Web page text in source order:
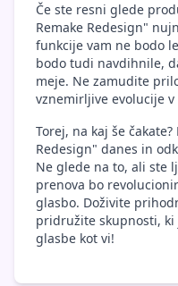
Če ste resni glede
Remake Redesign"
funkcije vam ne bodo
bodo tudi navdihnile,
meje. Ne zamudite
vznemirljive evolucije
Torej, na kaj še
Redesign" danes in
Ne glede na to, ali ste
prenova bo
glasbo. Doživite
pridružite skupnosti,
glasbe kot vi!